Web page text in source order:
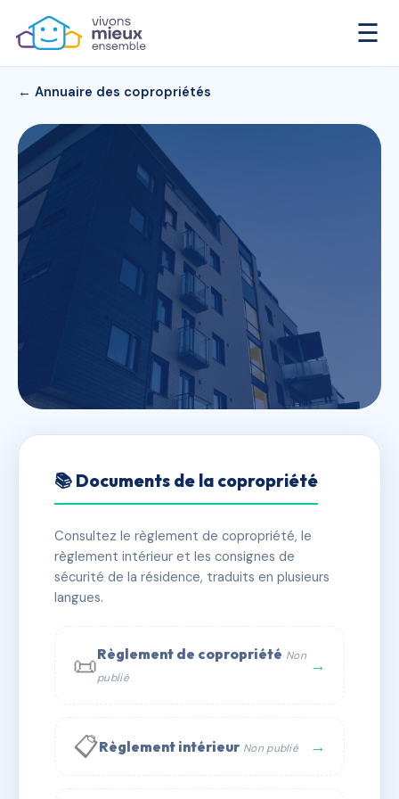
☰
← Annuaire des copropriétés
COCODY ET COMMERCES
✓ Immatriculée 🏠 37 lots 🏗 2 bâtiment(s)
📞 Contacter Syndic Digital
📚 Documents de la copropriété
Consultez le règlement de copropriété, le
règlement intérieur et les consignes de
sécurité de la résidence, traduits en plusieurs
langues.
📜Règlement de copropriété Non
publié
→
📋Règlement intérieur Non publié →